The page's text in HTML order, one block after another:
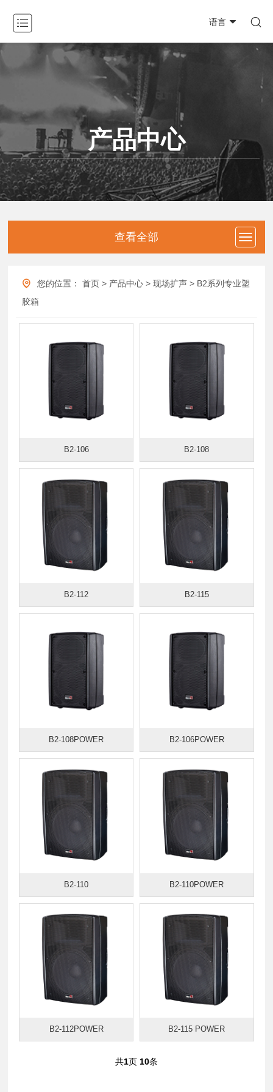
关于我们
新闻动态
工程案例 
资料下载
防伪查询
语言 
产品中心
查看全部
您的位置： 首页 > 产品中心 >现场扩声 > B2系列专业塑
胶箱
B2-106 B2-108
B2-112 B2-115
B2-108POWER B2-106POWER
B2-110 B2-110POWER
B2-112POWER B2-115 POWER
共1页 10条